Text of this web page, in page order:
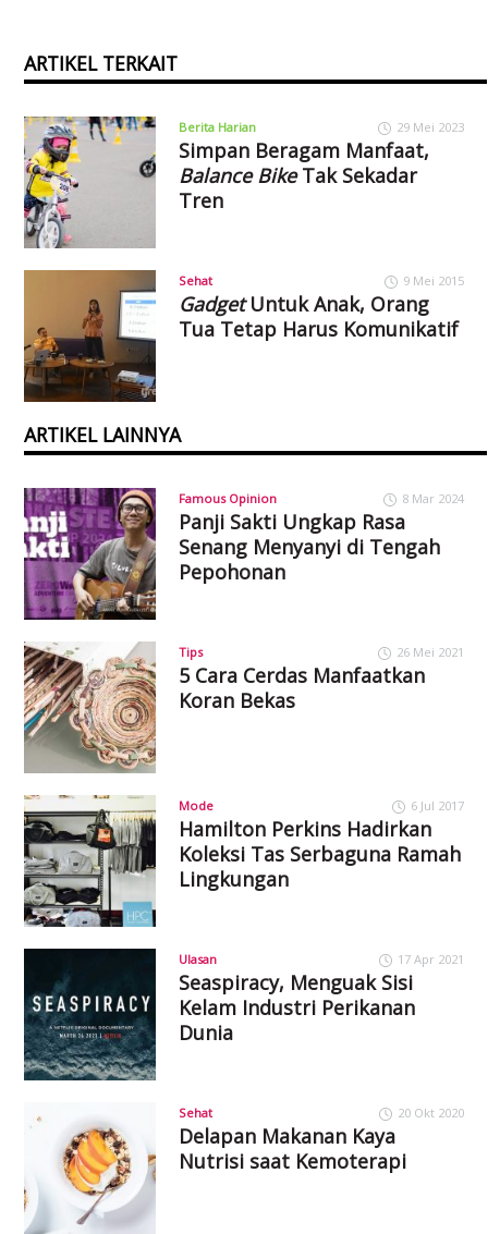
ARTIKEL TERKAIT
Berita Harian 29 Mei 2023
Simpan Beragam Manfaat,
Balance BikeTak Sekadar
Tren
Sehat 9 Mei 2015
GadgetUntuk Anak, Orang
Tua Tetap Harus Komunikatif
ARTIKEL LAINNYA
Famous Opinion 8 Mar 2024
Panji Sakti Ungkap Rasa
Senang Menyanyi di Tengah
Pepohonan
Tips 26 Mei 2021
5 Cara Cerdas Manfaatkan
Koran Bekas
Mode 6 Jul 2017
Hamilton Perkins Hadirkan
Koleksi Tas Serbaguna Ramah
Lingkungan
Ulasan 17 Apr 2021
Seaspiracy, Menguak Sisi
Kelam Industri Perikanan
Dunia
Sehat 20 Okt 2020
Delapan Makanan Kaya
Nutrisi saat Kemoterapi